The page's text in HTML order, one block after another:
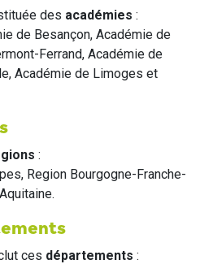
des académies :
de Besançon, Académie de
Ferrand, Académie de
Académie de Limoges et
:
Region Bourgogne-Franche-
ces départements :